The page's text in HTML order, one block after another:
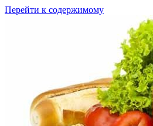
Перейти к содержимому